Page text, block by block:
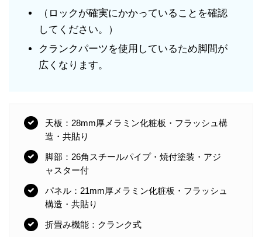
（ロックが確実にかかっていることを確認
してください。）
クランクパーツを使用しているため脚間が
広くなります。
天板：28mm厚メラミン化粧板・フラッシュ構
造・共貼り
脚部：26角スチールパイプ・焼付塗装・アジ
ャスター付
パネル：21mm厚メラミン化粧板・フラッシュ
構造・共貼り
折畳み機能：クランク式